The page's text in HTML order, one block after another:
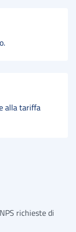
alla tariffa
richieste di